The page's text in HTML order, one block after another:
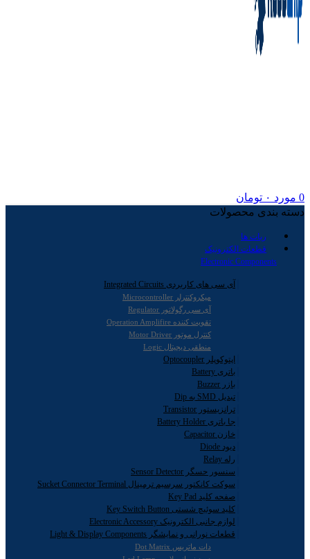
0 مورد ۰ تومان
دسته بندی محصولات
ربات ها
قطعات الکترونیک
Electronic Components
آی سی های کاربردی Integrated Circuits
میکروکنترلر Microcontroller
آی سی رگولاتور Regulator
تقویت کننده Operation Amplifire
کنترل موتور Motor Driver
منطقی دیجیتال Logic
اپتوکوپلر Optocoupler
باتری Battery
بازر Buzzer
تبدیل SMD به Dip
ترانزیستور Transistor
جا باتری Battery Holder
خازن Capacitor
دیود Diode
رله Relay
سنسور حسگر Sensor Detector
سوکت کانکتور سرسیم ترمینال Sucket Connector Terminal
صفحه کلید Key Pad
کلید سوئیچ شستی Key Switch Button
لوازم جانبی الکترونیک Electronic Accessory
قطعات نورانی و نمایشگر Light & Display Components
دات ماتریس Dot Matrix